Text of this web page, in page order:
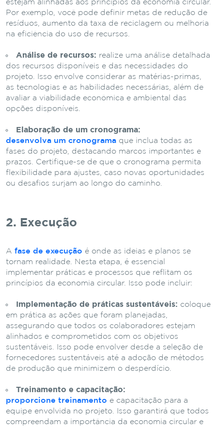
estejam alinhadas aos princípios da economia circular.
Por exemplo, você pode definir metas de redução de
resíduos, aumento da taxa de reciclagem ou melhoria
na eficiência do uso de recursos.
Análise de recursos: realize uma análise detalhada
dos recursos disponíveis e das necessidades do
projeto. Isso envolve considerar as matérias-primas,
as tecnologias e as habilidades necessárias, além de
avaliar a viabilidade econômica e ambiental das
opções disponíveis.
Elaboração de um cronograma:
desenvolva um cronograma que inclua todas as
fases do projeto, destacando marcos importantes e
prazos. Certifique-se de que o cronograma permita
flexibilidade para ajustes, caso novas oportunidades
ou desafios surjam ao longo do caminho.
2. Execução
A fase de execução é onde as ideias e planos se
tornam realidade. Nesta etapa, é essencial
implementar práticas e processos que reflitam os
princípios da economia circular. Isso pode incluir:
Implementação de práticas sustentáveis: coloque
em prática as ações que foram planejadas,
assegurando que todos os colaboradores estejam
alinhados e comprometidos com os objetivos
sustentáveis. Isso pode envolver desde a seleção de
fornecedores sustentáveis até a adoção de métodos
de produção que minimizem o desperdício.
Treinamento e capacitação:
proporcione treinamento e capacitação para a
equipe envolvida no projeto. Isso garantirá que todos
compreendam a importância da economia circular e